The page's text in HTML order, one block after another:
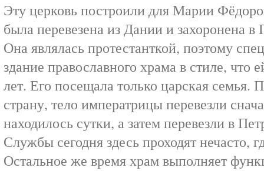
Эту церковь построили для Марии
была перевезена из Дании и захоронена в
Она являлась протестанткой, поэтому
здание православного храма в стиле, что
лет. Его посещала только царская семья.
страну, тело императрицы перевезли
находилось сутки, а затем перевезли в
Службы сегодня здесь проходят нечасто,
Остальное же время храм выполняет